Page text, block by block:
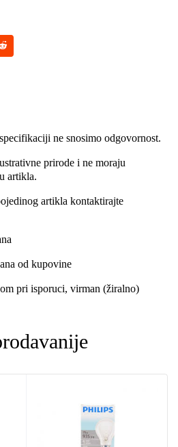
ne snosimo odgovornost.
prirode i ne moraju
artikla.
artikla kontaktirajte
od kupovine
pri isporuci, virman (žiralno)